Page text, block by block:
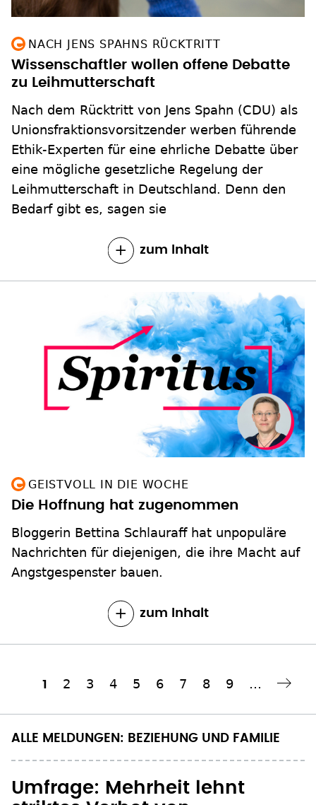
NACH JENS SPAHNS RÜCKTRITT
Wissenschaftler wollen offene Debatte
zu Leihmutterschaft
Nach dem Rücktritt von Jens Spahn (CDU) als
Unionsfraktionsvorsitzender werben führende
Ethik-Experten für eine ehrliche Debatte über
eine mögliche gesetzliche Regelung der
Leihmutterschaft in Deutschland. Denn den
Bedarf gibt es, sagen sie
zum Inhalt
GEISTVOLL IN DIE WOCHE
Die Hoffnung hat zugenommen
Bloggerin Bettina Schlauraff hat unpopuläre
Nachrichten für diejenigen, die ihre Macht auf
Angstgespenster bauen.
zum Inhalt
Aktuelle
1 Seite
2 Seite
3 Seite
4 Seite
5 Seite
6 Seite
7 Seite
8 Seite
9 …
Nächste Seite
ALLE MELDUNGEN: BEZIEHUNG UND FAMILIE
Umfrage: Mehrheit lehnt